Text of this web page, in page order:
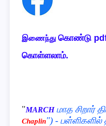
இணைந்து கொண்டு pdf
கொள்ளலாம்.
"MARCHமாத சிறார்
Chaplin") - பள்ளிகளில்